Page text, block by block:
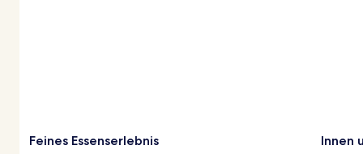
Feines Essenserlebnis Innen